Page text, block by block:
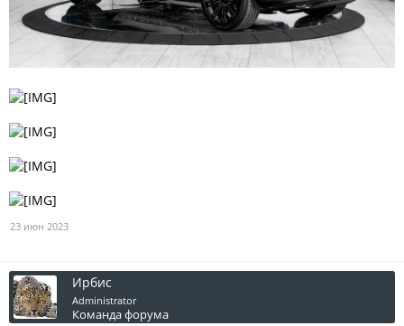
23 июн 2023
Ирбис
Administrator
Команда форума